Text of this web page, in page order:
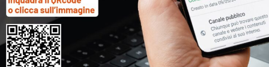
la certezza di non perdere la
risposta al tuo messaggio
se non è neppure nello spam, è
possibile che l’indirizzo email inserito
non sia corretto. Invia di nuovo il tuo